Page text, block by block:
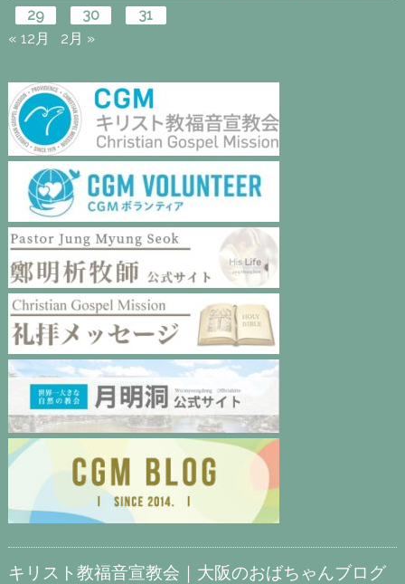
29
30
31
« 12月
2月 »
キリスト教福音宣教会｜大阪のおばちゃんブログ